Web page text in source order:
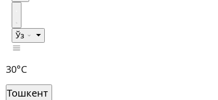
Ўз
30°C
Тошкент